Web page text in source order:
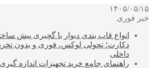
۱۴۰۵/۰۵/۱۵
خبر فوری
انواع قاب بندی دیوار با گچبری پیش
دکارت؛ تحولی لوکس، فوری و بدون
داخلی
راهنمای جامع خرید تجهیزات اندازه